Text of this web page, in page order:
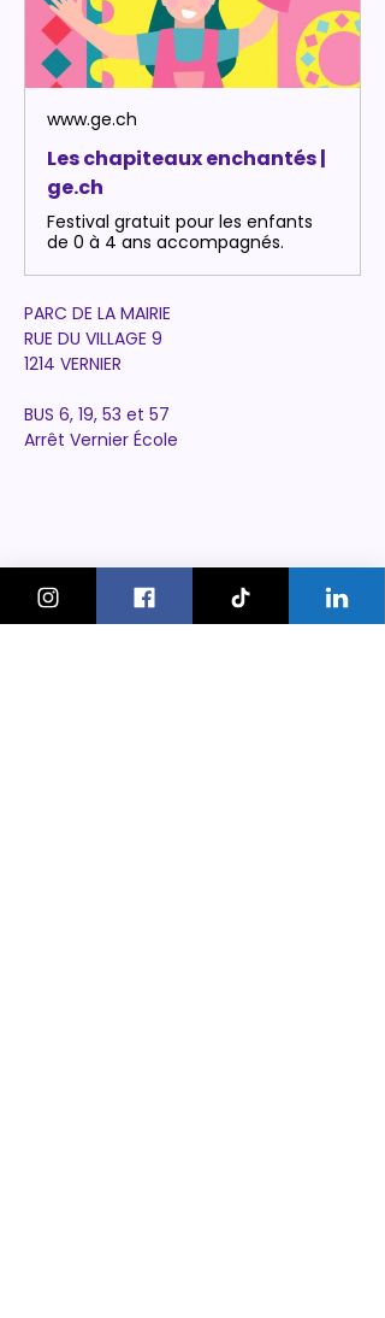
www.ge.ch
Les chapiteaux enchantés |
ge.ch
Festival gratuit pour les enfants
de 0 à 4 ans accompagnés.
PARC DE LA MAIRIE
RUE DU VILLAGE 9
1214 VERNIER
BUS 6, 19, 53 et 57
Arrêt Vernier École
KeskonfaitGVA